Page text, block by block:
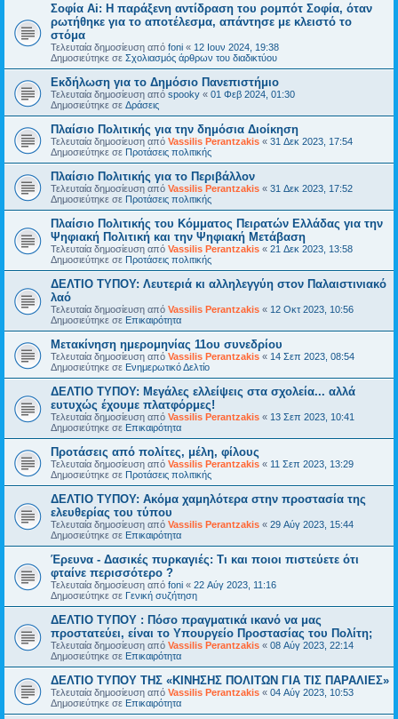
Σοφία Ai: Η παράξενη αντίδραση του ρομπότ Σοφία, όταν
ρωτήθηκε για το αποτέλεσμα, απάντησε με κλειστό το
στόμα
Τελευταία δημοσίευση από foni « 12 Ιουν 2024, 19:38
Δημοσιεύτηκε σε Σχολιασμός άρθρων του διαδικτύου
Εκδήλωση για το Δημόσιο Πανεπιστήμιο
Τελευταία δημοσίευση από spooky « 01 Φεβ 2024, 01:30
Δημοσιεύτηκε σε Δράσεις
Πλαίσιο Πολιτικής για την δημόσια Διοίκηση
Τελευταία δημοσίευση από Vassilis Perantzakis « 31 Δεκ 2023, 17:54
Δημοσιεύτηκε σε Προτάσεις πολιτικής
Πλαίσιο Πολιτικής για το Περιβάλλον
Τελευταία δημοσίευση από Vassilis Perantzakis « 31 Δεκ 2023, 17:52
Δημοσιεύτηκε σε Προτάσεις πολιτικής
Πλαίσιο Πολιτικής του Κόμματος Πειρατών Ελλάδας για την
Ψηφιακή Πολιτική και την Ψηφιακή Μετάβαση
Τελευταία δημοσίευση από Vassilis Perantzakis « 21 Δεκ 2023, 13:58
Δημοσιεύτηκε σε Προτάσεις πολιτικής
ΔΕΛΤΙΟ ΤΥΠΟΥ: Λευτεριά κι αλληλεγγύη στον Παλαιστινιακό
λαό
Τελευταία δημοσίευση από Vassilis Perantzakis « 12 Οκτ 2023, 10:56
Δημοσιεύτηκε σε Επικαιρότητα
Μετακίνηση ημερομηνίας 11ου συνεδρίου
Τελευταία δημοσίευση από Vassilis Perantzakis « 14 Σεπ 2023, 08:54
Δημοσιεύτηκε σε Ενημερωτικό Δελτίο
ΔΕΛΤΙΟ ΤΥΠΟΥ: Μεγάλες ελλείψεις στα σχολεία... αλλά
ευτυχώς έχουμε πλατφόρμες!
Τελευταία δημοσίευση από Vassilis Perantzakis « 13 Σεπ 2023, 10:41
Δημοσιεύτηκε σε Επικαιρότητα
Προτάσεις από πολίτες, μέλη, φίλους
Τελευταία δημοσίευση από Vassilis Perantzakis « 11 Σεπ 2023, 13:29
Δημοσιεύτηκε σε Προτάσεις πολιτικής
ΔΕΛΤΙΟ ΤΥΠΟΥ: Ακόμα χαμηλότερα στην προστασία της
ελευθερίας του τύπου
Τελευταία δημοσίευση από Vassilis Perantzakis « 29 Αύγ 2023, 15:44
Δημοσιεύτηκε σε Επικαιρότητα
Έρευνα - Δασικές πυρκαγιές: Τι και ποιοι πιστεύετε ότι
φταίνε περισσότερο ?
Τελευταία δημοσίευση από foni « 22 Αύγ 2023, 11:16
Δημοσιεύτηκε σε Γενική συζήτηση
ΔΕΛΤΙΟ ΤΥΠΟΥ : Πόσο πραγματικά ικανό να μας
προστατεύει, είναι το Υπουργείο Προστασίας του Πολίτη;
Τελευταία δημοσίευση από Vassilis Perantzakis « 08 Αύγ 2023, 22:14
Δημοσιεύτηκε σε Επικαιρότητα
ΔΕΛΤΙΟ ΤΥΠΟΥ ΤΗΣ «ΚΙΝΗΣΗΣ ΠΟΛΙΤΩΝ ΓΙΑ ΤΙΣ ΠΑΡΑΛΙΕΣ»
Τελευταία δημοσίευση από Vassilis Perantzakis « 04 Αύγ 2023, 10:53
Δημοσιεύτηκε σε Επικαιρότητα